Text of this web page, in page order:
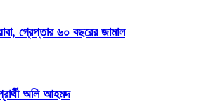
গ্রেপ্তার ৬০ বছরের জামাল
অলি আহমদ